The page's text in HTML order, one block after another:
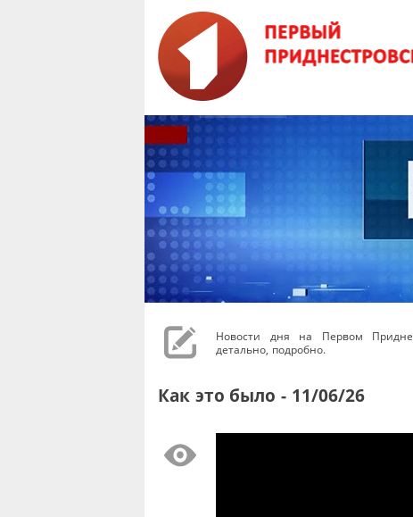
Новости дня на Первом
детально, подробно.
Как это было - 11/06/26